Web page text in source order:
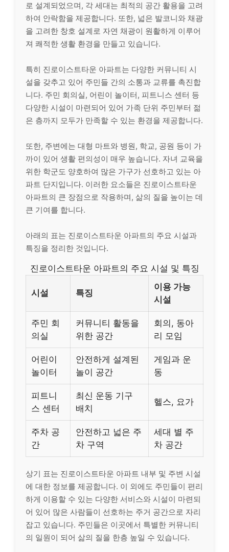
로 설계되었으며, 각 세대는 최적의 공간 활용을 고려
하여 안락함을 제공합니다. 또한, 넓은 발코니와 채광
을 고려한 창호 설계로 자연 채광이 원활하게 이루어
져 쾌적한 생활 환경을 만들고 있습니다.
특히 진로이스트타운 아파트는 다양한 커뮤니티 시
설을 갖추고 있어 주민들 간의 소통과 교류를 촉진합
니다. 주민 회의실, 어린이 놀이터, 피트니스 센터 등
다양한 시설이 마련되어 있어 가족 단위 주민부터 젊
은 층까지 모두가 만족할 수 있는 환경을 제공합니다.
또한, 주변에는 대형 마트와 병원, 학교, 공원 등이 가
까이 있어 생활 편의성이 매우 높습니다. 자녀 교육을
위한 학군도 양호하여 많은 가구가 선호하고 있는 아
파트 단지입니다. 이러한 요소들은 진로이스트타운
아파트의 큰 장점으로 작용하며, 삶의 질을 높이는 데
큰 기여를 합니다.
아래의 표는 진로이스트타운 아파트의 주요 시설과
특징을 정리한 것입니다.
진로이스트타운 아파트의 주요 시설 및 특징
시설 특징
이용 가능
시설
주민 회
의실
커뮤니티 활동을
위한 공간
회의, 동아
리 모임
어린이
놀이터
안전하게 설계된
놀이 공간
게임과 운
동
피트니
스 센터
최신 운동 기구
배치
헬스, 요가
주차 공
간
안전하고 넓은 주
차 구역
세대 별 주
차 공간
상기 표는 진로이스트타운 아파트 내부 및 주변 시설
에 대한 정보를 제공합니다. 이 외에도 주민들이 편리
하게 이용할 수 있는 다양한 서비스와 시설이 마련되
어 있어 많은 사람들이 선호하는 주거 공간으로 자리
잡고 있습니다. 주민들은 이곳에서 특별한 커뮤니티
의 일원이 되어 삶의 질을 한층 높일 수 있습니다.